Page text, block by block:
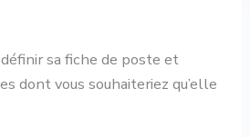
sa fiche de poste et
dont vous souhaiteriez qu’elle